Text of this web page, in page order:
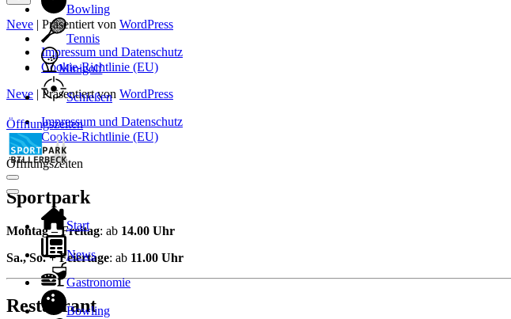
Bowling
Tennis
Minigolf
Schießen
Öffnungszeiten
Navigationsmenü
Navigationsmenü
Start
News
Gastronomie
Bowling
Neve | Präsentiert von WordPress
Impressum und Datenschutz
Cookie-Richtlinie (EU)
Neve | Präsentiert von WordPress
Impressum und Datenschutz
Cookie-Richtlinie (EU)
Öffnungszeiten
Sportpark
Montag – Freitag: ab 14.00 Uhr
Sa., So. + Feiertage: ab 11.00 Uhr
Restaurant